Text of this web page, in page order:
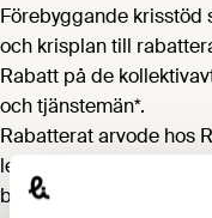
Förebyggande krisstöd
och krisplan till
Rabatt på de
och tjänstemän*.
Rabatterat arvode hos
ledande advokatbyråer,
brett spektrum av